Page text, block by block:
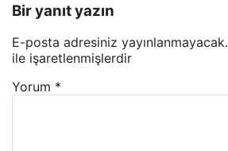
Bir yanıt yazın
E-posta adresiniz yayınlanmayacak.
ile işaretlenmişlerdir
Yorum *